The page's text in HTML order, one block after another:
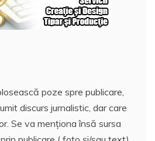
poze spre publicare,
discurs jurnalistic, dar care
Se va menționa însă sursa